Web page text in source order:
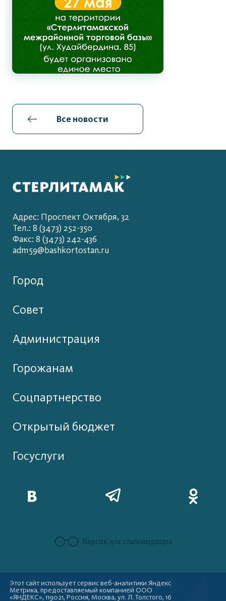
Все новости
Адрес: Проспект Октября, 32
Тел.: 8 (3473) 252-350
Факс: 8 (3473) 242-436
adm59@bashkortostan.ru
Город
Совет
Администрация
Горожанам
Соцпартнерство
Открытый бюджет
Госуслуги
Версия для слабовидящих
Этот сайт использует сервис веб-аналитики Яндекс
Метрика, предоставляемый компанией ООО
«ЯНДЕКС», 119021, Россия, Москва, ул. Л. Толстого, 16